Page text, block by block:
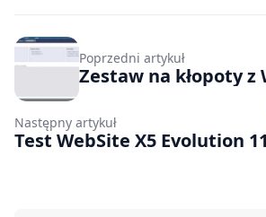
Poprzedni artykuł
Zestaw na kłopoty z
Następny artykuł
Test WebSite X5 Evolution 11